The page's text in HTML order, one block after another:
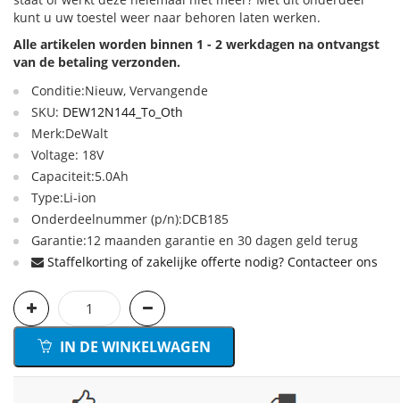
kunt u uw toestel weer naar behoren laten werken.
Alle artikelen worden binnen 1 - 2 werkdagen na ontvangst
van de betaling verzonden.
Conditie:Nieuw, Vervangende
SKU: DEW12N144_To_Oth
Merk:DeWalt
Voltage: 18V
Capaciteit:5.0Ah
Type:Li-ion
Onderdeelnummer (p/n):DCB185
Garantie:12 maanden garantie en 30 dagen geld terug
Staffelkorting of zakelijke offerte nodig? Contacteer ons
IN DE WINKELWAGEN